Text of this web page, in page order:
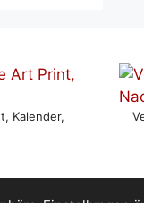
Kalender,